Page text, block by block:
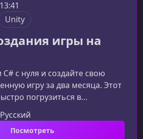
Unity
игры на
с нуля и создайте свою
игру за два месяца. Этот
погрузиться в
понять основы
научиться работать с
собственный проект для
Русский
Посмотреть